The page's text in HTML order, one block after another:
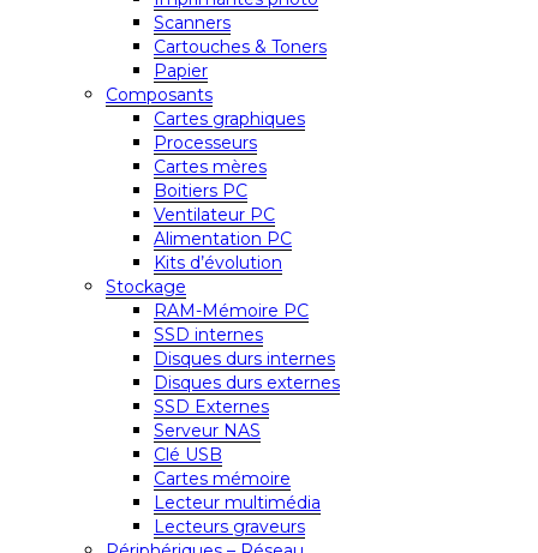
Scanners
Cartouches & Toners
Papier
Composants
Cartes graphiques
Processeurs
Cartes mères
Boitiers PC
Ventilateur PC
Alimentation PC
Kits d’évolution
Stockage
RAM-Mémoire PC
SSD internes
Disques durs internes
Disques durs externes
SSD Externes
Serveur NAS
Clé USB
Cartes mémoire
Lecteur multimédia
Lecteurs graveurs